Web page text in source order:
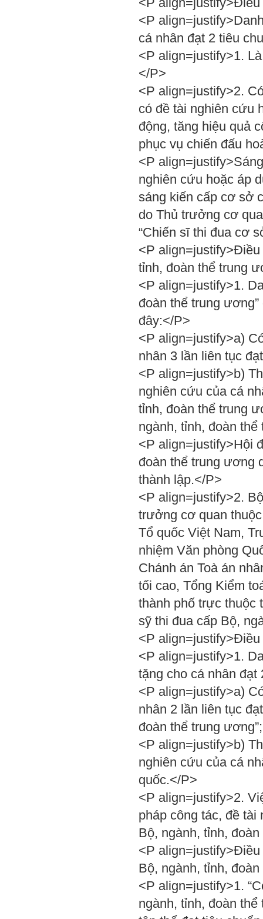
<P
cá nhân đạt 2 tiêu
<P align=justify>1. Là
</P>
<P align=justify>2.
có đề tài nghiên cứu
động, tăng hiệu quả
phục vụ chiến đấu
<P
nghiên cứu hoặc áp
sáng kiến cấp cơ sở
do Thủ trưởng cơ
“Chiến sĩ thi đua cơ
<P align=justify>Điều
tỉnh, đoàn thể trung
<P align=justify>1.
đoàn thể trung
đây:</P>
<P align=justify>a)
nhân 3 lần liên tục
<P align=justify>b)
nghiên cứu của cá
tỉnh, đoàn thể trung
ngành, tỉnh, đoàn
<P align=justify>Hội
đoàn thể trung ương
thành lập.</P>
<P align=justify>2.
trưởng cơ quan
Tổ quốc Việt Nam,
nhiệm Văn phòng
Chánh án Toà án
tối cao, Tổng Kiểm
thành phố trực thuộc
sỹ thi đua cấp Bộ,
<P align=justify>Điều
<P align=justify>1.
tặng cho cá nhân đạt
<P align=justify>a)
nhân 2 lần liên tục
đoàn thể trung
<P align=justify>b)
nghiên cứu của cá
quốc.</P>
<P align=justify>2.
pháp công tác, đề tài
Bộ, ngành, tỉnh,
<P align=justify>Điều
Bộ, ngành, tỉnh,
<P align=justify>1.
ngành, tỉnh, đoàn